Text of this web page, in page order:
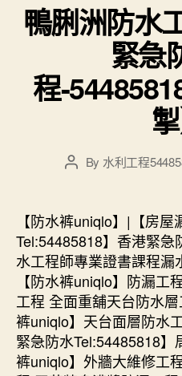
鴨脷洲防水
緊急
程-
掣
PostBy 水利工程
【防水裤uniqlo】|【房
Tel:54485818】香港緊
水工程師專業證書課程
【防水裤uniqlo】防漏
工程 全面重舖天台防水
裤uniqlo】天台面層防水
緊急防水Tel:54485818
裤uniqlo】外牆大維修工